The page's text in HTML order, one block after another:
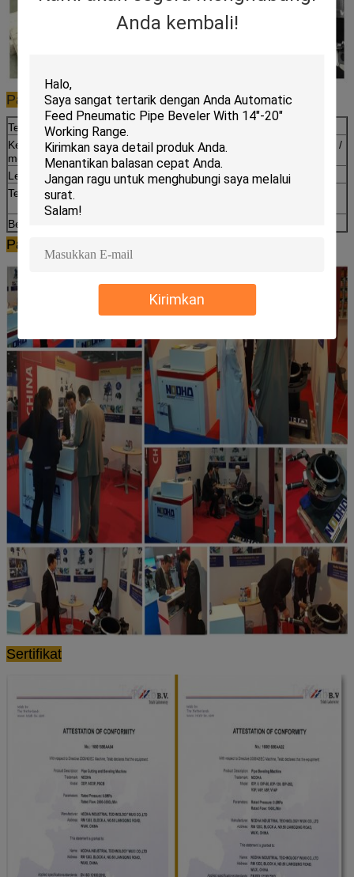
Anda kembali!
Kirimkan
Parameter mesin
Tegangan motor: AC 380V 50Hz
Kecepatan motor: 750 ~ 1050 r /
menit
Kecepatan bevel: 750-1500 mm /
menit
Lebar bevel tunggal: 20mm
Lebar bevel Max: 0-70mm
Tebal pelat: 8 ~ 60mm
Berat bersih: 245kg
Pameran
Sertifikat